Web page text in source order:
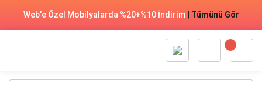
Web'e Özel Mobilyalarda %20+%10 İndirim Tümünü Gör